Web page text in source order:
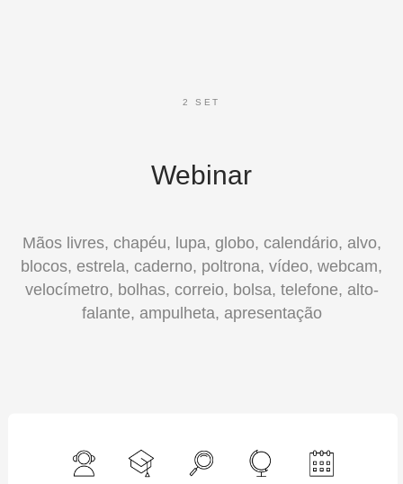
2 SET
Webinar
Mãos livres, chapéu, lupa, globo, calendário, alvo,
blocos, estrela, caderno, poltrona, vídeo, webcam,
velocímetro, bolhas, correio, bolsa, telefone, alto-
falante, ampulheta, apresentação